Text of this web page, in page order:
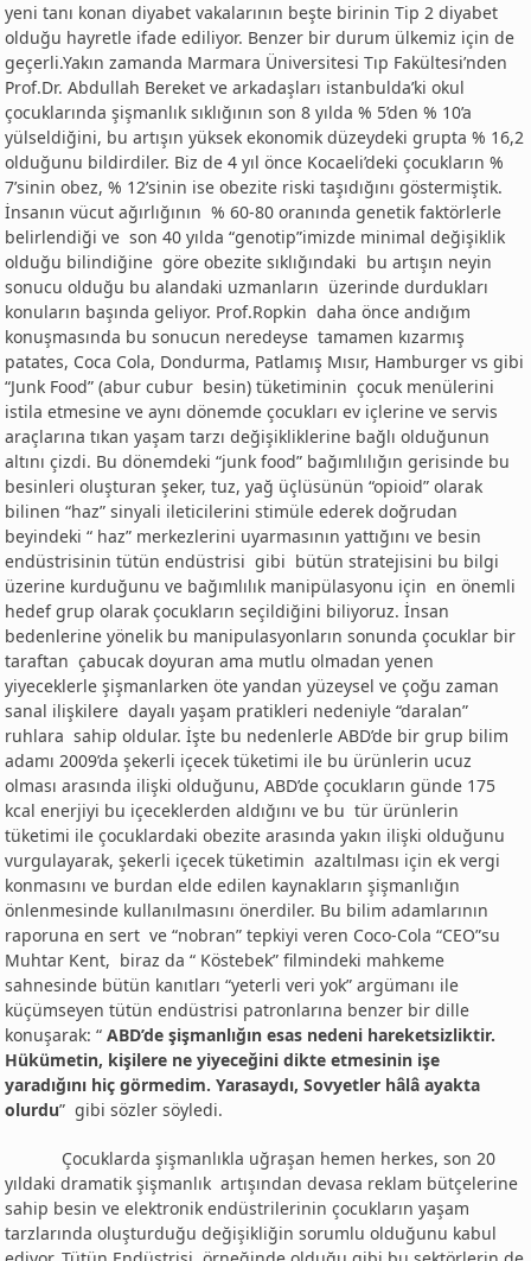
yeni tanı konan diyabet vakalarının beşte birinin Tip 2 diyabet
olduğu hayretle ifade ediliyor. Benzer bir durum ülkemiz için de
geçerli.Yakın zamanda Marmara Üniversitesi Tıp Fakültesi’nden
Prof.Dr. Abdullah Bereket ve arkadaşları istanbulda’ki okul
çocuklarında şişmanlık sıklığının son 8 yılda % 5’den % 10’a
yülseldiğini, bu artışın yüksek ekonomik düzeydeki grupta % 16,2
olduğunu bildirdiler. Biz de 4 yıl önce Kocaeli’deki çocukların %
7’sinin obez, % 12’sinin ise obezite riski taşıdığını göstermiştik.
İnsanın vücut ağırlığının % 60-80 oranında genetik faktörlerle
belirlendiği ve son 40 yılda “genotip”imizde minimal değişiklik
olduğu bilindiğine göre obezite sıklığındaki bu artışın neyin
sonucu olduğu bu alandaki uzmanların üzerinde durdukları
konuların başında geliyor. Prof.Ropkin daha önce andığım
konuşmasında bu sonucun neredeyse tamamen kızarmış
patates, Coca Cola, Dondurma, Patlamış Mısır, Hamburger vs gibi
“Junk Food” (abur cubur besin) tüketiminin çocuk menülerini
istila etmesine ve aynı dönemde çocukları ev içlerine ve servis
araçlarına tıkan yaşam tarzı değişikliklerine bağlı olduğunun
altını çizdi. Bu dönemdeki “junk food” bağımlılığın gerisinde bu
besinleri oluşturan şeker, tuz, yağ üçlüsünün “opioid” olarak
bilinen “haz” sinyali ileticilerini stimüle ederek doğrudan
beyindeki “ haz” merkezlerini uyarmasının yattığını ve besin
endüstrisinin tütün endüstrisi gibi bütün stratejisini bu bilgi
üzerine kurduğunu ve bağımlılık manipülasyonu için en önemli
hedef grup olarak çocukların seçildiğini biliyoruz. İnsan
bedenlerine yönelik bu manipulasyonların sonunda çocuklar bir
taraftan çabucak doyuran ama mutlu olmadan yenen
yiyeceklerle şişmanlarken öte yandan yüzeysel ve çoğu zaman
sanal ilişkilere dayalı yaşam pratikleri nedeniyle “daralan”
ruhlara sahip oldular.İşte bu nedenlerle ABD’de bir grup bilim
adamı 2009’da şekerli içecek tüketimi ile bu ürünlerin ucuz
olması arasında ilişki olduğunu, ABD’de çocukların günde 175
kcal enerjiyi bu içeceklerden aldığını ve bu tür ürünlerin
tüketimi ile çocuklardaki obezite arasında yakın ilişki olduğunu
vurgulayarak, şekerli içecek tüketimin azaltılması için ek vergi
konmasını ve burdan elde edilen kaynakların şişmanlığın
önlenmesinde kullanılmasını önerdiler. Bu bilim adamlarının
raporuna en sert ve “nobran” tepkiyi veren Coco-Cola “CEO”su
Muhtar Kent, biraz da “ Köstebek” filmindeki mahkeme
sahnesinde bütün kanıtları “yeterli veri yok” argümanı ile
küçümseyen tütün endüstrisi patronlarına benzer bir dille
konuşarak: “ABD’de şişmanlığın esas nedeni hareketsizliktir.
Hükümetin, kişilere ne yiyeceğini dikte etmesinin işe
yaradığını hiç görmedim. Yarasaydı, Sovyetler hâlâ ayakta
olurdu” gibi sözler söyledi.
Çocuklarda şişmanlıkla uğraşan hemen herkes, son 20
yıldaki dramatik şişmanlık artışından devasa reklam bütçelerine
sahip besin ve elektronik endüstrilerinin çocukların yaşam
tarzlarında oluşturduğu değişikliğin sorumlu olduğunu kabul